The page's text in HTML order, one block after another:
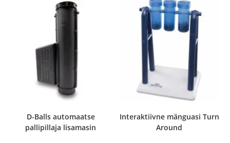
D-Balls automaatse
pallipillaja lisamasin
Interaktiivne mänguasi Turn
Around